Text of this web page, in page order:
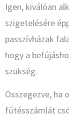
Igen, kiválóan
szigetelésére
passzívházak
hogy a
szükség.
Összegezve, ha
fűtésszámlát